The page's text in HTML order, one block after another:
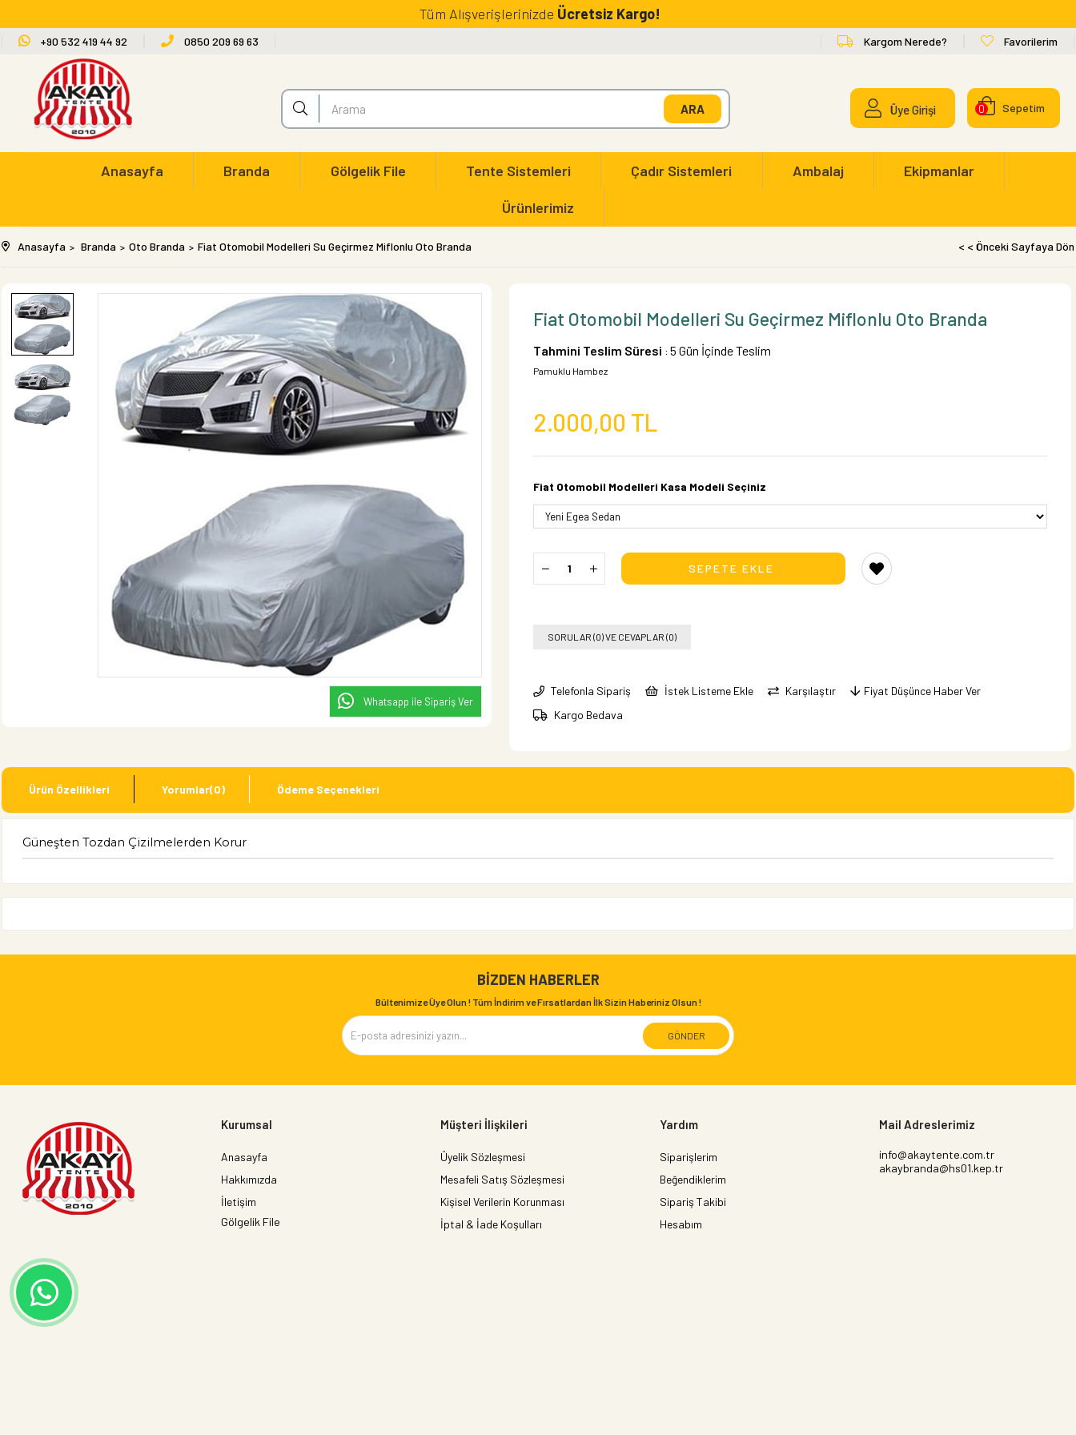
Tüm Alışverişlerinizde Ücretsiz Kargo!
+90 532 419 44 92 0850 209 69 63 Kargom Nerede? Favorilerim
Sepetim
0
Üye Girişi
Anasayfa Branda Gölgelik File Tente Sistemleri Çadır Sistemleri Ambalaj Ekipmanlar
Ürünlerimiz
Anasayfa Branda Oto Branda Fiat Otomobil Modelleri Su Geçirmez Miflonlu Oto Branda < < Önceki Sayfaya Dön
Whatsapp ile Sipariş Ver
Fiat Otomobil Modelleri Su Geçirmez Miflonlu Oto Branda
Tahmini Teslim Süresi : 5 Gün İçinde Teslim
Pamuklu Hambez
2.000,00 TL
Fiat Otomobil Modelleri Kasa Modeli Seçiniz
SORULAR (0) VE CEVAPLAR (0)
Telefonla Sipariş İstek Listeme Ekle Karşılaştır
Fiyat Düşünce Haber Ver
Kargo Bedava
Ürün Özellikleri Yorumlar(0) Ödeme Seçenekleri
Güneşten Tozdan Çizilmelerden Korur
BIZDEN HABERLER
Bültenimize Üye Olun ! Tüm İndirim ve Fırsatlardan İlk Sizin Haberiniz Olsun !
GÖNDER
Kurumsal
Anasayfa
Hakkımızda
İletişim
Gölgelik File
Müşteri İlişkileri
Üyelik Sözleşmesi
Mesafeli Satış Sözleşmesi
Kişisel Verilerin Korunması
İptal & İade Koşulları
Yardım
Siparişlerim
Beğendiklerim
Sipariş Takibi
Hesabım
Mail Adreslerimiz
info@akaytente.com.tr
akaybranda@hs01.kep.tr